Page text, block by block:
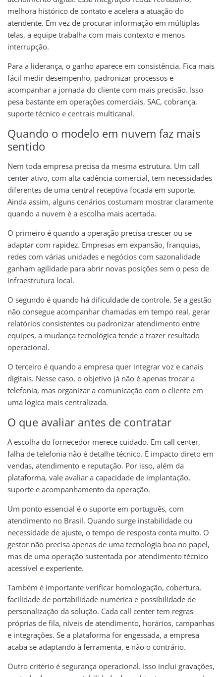
melhora histórico de contato e acelera a atuação do
atendente. Em vez de procurar informação em múltiplas
telas, a equipe trabalha com mais contexto e menos
interrupção.
Para a liderança, o ganho aparece em consistência. Fica mais
fácil medir desempenho, padronizar processos e
acompanhar a jornada do cliente com mais precisão. Isso
pesa bastante em operações comerciais, SAC, cobrança,
suporte técnico e centrais multicanal.
Quando o modelo em nuvem faz mais
sentido
Nem toda empresa precisa da mesma estrutura. Um call
center ativo, com alta cadência comercial, tem necessidades
diferentes de uma central receptiva focada em suporte.
Ainda assim, alguns cenários costumam mostrar claramente
quando a nuvem é a escolha mais acertada.
O primeiro é quando a operação precisa crescer ou se
adaptar com rapidez. Empresas em expansão, franquias,
redes com várias unidades e negócios com sazonalidade
ganham agilidade para abrir novas posições sem o peso de
infraestrutura local.
O segundo é quando há dificuldade de controle. Se a gestão
não consegue acompanhar chamadas em tempo real, gerar
relatórios consistentes ou padronizar atendimento entre
equipes, a mudança tecnológica tende a trazer resultado
operacional.
O terceiro é quando a empresa quer integrar voz e canais
digitais. Nesse caso, o objetivo já não é apenas trocar a
telefonia, mas organizar a comunicação com o cliente em
uma lógica mais centralizada.
O que avaliar antes de contratar
A escolha do fornecedor merece cuidado. Em call center,
falha de telefonia não é detalhe técnico. É impacto direto em
vendas, atendimento e reputação. Por isso, além da
plataforma, vale avaliar a capacidade de implantação,
suporte e acompanhamento da operação.
Um ponto essencial é o suporte em português, com
atendimento no Brasil. Quando surge instabilidade ou
necessidade de ajuste, o tempo de resposta conta muito. O
gestor não precisa apenas de uma tecnologia boa no papel,
mas de uma operação sustentada por atendimento técnico
acessível e experiente.
Também é importante verificar homologação, cobertura,
facilidade de portabilidade numérica e possibilidade de
personalização da solução. Cada call center tem regras
próprias de fila, níveis de atendimento, horários, campanhas
e integrações. Se a plataforma for engessada, a empresa
acaba se adaptando à ferramenta, e não o contrário.
Outro critério é segurança operacional. Isso inclui gravações,